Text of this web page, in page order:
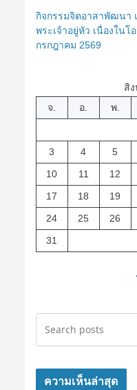
กิจกรรมจิตอาสาพัฒนา
พระเจ้าอยู่หัว เนื่องใน
กรกฎาคม 2569
สิ
จ.
อ. พ.
3
4 5
10
11 12
17
18 19
24
25 26
31
ความเห็นล่าสุด